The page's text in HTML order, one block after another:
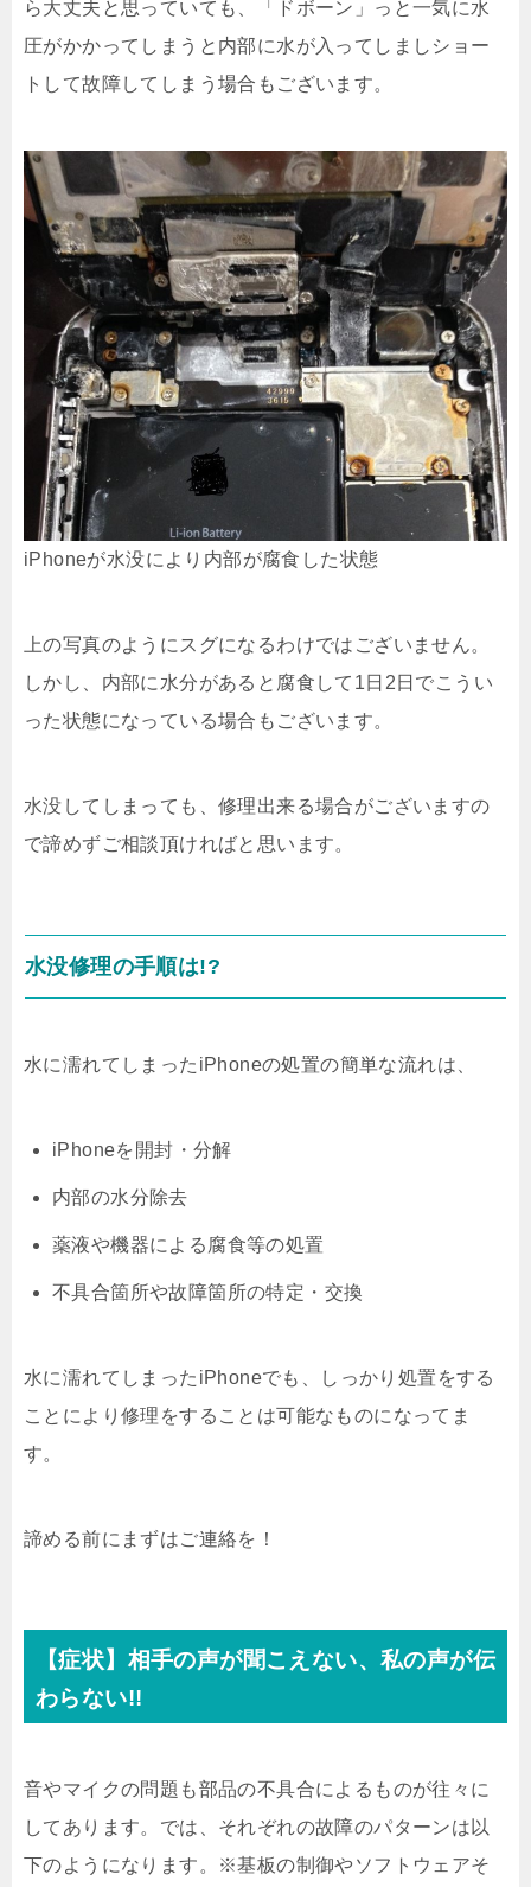
ら大丈夫と思っていても、「ドボーン」っと一気に水
圧がかかってしまうと内部に水が入ってしましショー
トして故障してしまう場合もございます。
iPhoneが水没により内部が腐食した状態
上の写真のようにスグになるわけではございません。
しかし、内部に水分があると腐食して1日2日でこうい
った状態になっている場合もございます。
水没してしまっても、修理出来る場合がございますの
で諦めずご相談頂ければと思います。
水没修理の手順は!?
水に濡れてしまったiPhoneの処置の簡単な流れは、
iPhoneを開封・分解
内部の水分除去
薬液や機器による腐食等の処置
不具合箇所や故障箇所の特定・交換
水に濡れてしまったiPhoneでも、しっかり処置をする
ことにより修理をすることは可能なものになってま
す。
諦める前にまずはご連絡を！
【症状】相手の声が聞こえない、私の声が伝
わらない!!
音やマイクの問題も部品の不具合によるものが往々に
してあります。では、それぞれの故障のパターンは以
下のようになります。※基板の制御やソフトウェアそ